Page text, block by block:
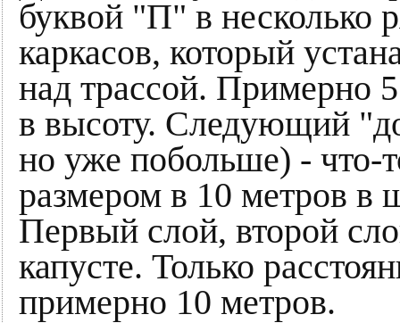
буквой "П" в несколько
каркасов, который
над трассой. Примерно
в высоту. Следующий
но уже побольше) - что-
размером в 10 метров в
Первый слой, второй
капусте. Только
примерно 10 метров.